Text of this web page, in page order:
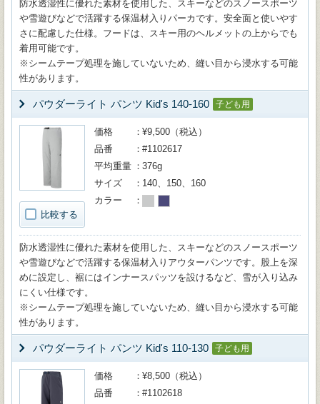
防水透湿性に優れた素材を使用した、スキーなどのスノースポーツ
や雪遊びなどで活躍する保温材入りパーカです。安全面と使いやす
さに配慮した仕様。フードは、スキー用のヘルメットの上からでも
着用可能です。
※シームテープ処理を施していないため、縫い目から浸水する可能
性があります。
パウダーライト パンツ Kid's 140-160 子ども用
比較する
価格
¥9,500（税込）
品番
#1102617
平均重量
376g
サイズ
140、150、160
カラー
防水透湿性に優れた素材を使用した、スキーなどのスノースポーツ
や雪遊びなどで活躍する保温材入りアウターパンツです。股上を深
めに設定し、裾にはインナースパッツを設けるなど、雪が入り込み
にくい仕様です。
※シームテープ処理を施していないため、縫い目から浸水する可能
性があります。
パウダーライト パンツ Kid's 110-130 子ども用
価格
¥8,500（税込）
品番
#1102618